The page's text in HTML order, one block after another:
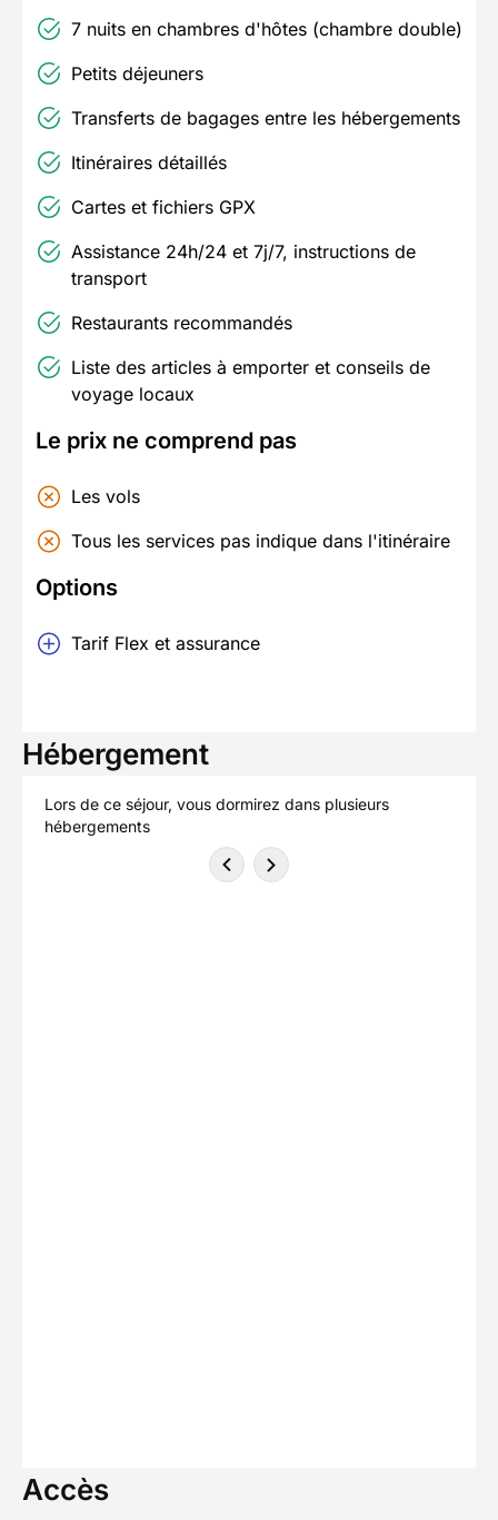
7 nuits en chambres d'hôtes (chambre double)
Petits déjeuners
Transferts de bagages entre les hébergements
Itinéraires détaillés
Cartes et fichiers GPX
Assistance 24h/24 et 7j/7, instructions de
transport
Restaurants recommandés
Liste des articles à emporter et conseils de
voyage locaux
Le prix ne comprend pas
Les vols
Tous les services pas indique dans l'itinéraire
Options
Tarif Flex et assurance
Hébergement
Lors de ce séjour, vous dormirez dans plusieurs
hébergements
Accès